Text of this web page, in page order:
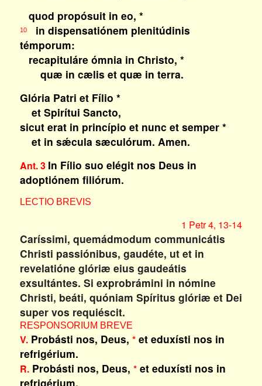
quod propósuit in eo, *
10in dispensatiónem plenitúdinis
témporum:
recapituláre ómnia in Christo, *
quæ in cælis et quæ in terra.
Glória Patri et Fílio *
et Spirítui Sancto,
sicut erat in princípio et nunc et semper *
et in sǽcula sæculórum. Amen.
Ant. 3 In Fílio suo elégit nos Deus in
adoptiónem filiórum.
LECTIO BREVIS
1 Petr 4, 13-14
Caríssimi, quemádmodum communicátis
Christi passiónibus, gaudéte, ut et in
revelatióne glóriæ eius gaudeátis
exsultántes. Si exprobrámini in nómine
Christi, beáti, quóniam Spíritus glóriæ et Dei
super vos requiéscit.
RESPONSORIUM BREVE
V.Probásti nos, Deus, *et eduxísti nos in
refrigérium.
R.Probásti nos, Deus, *et eduxísti nos in
refrigérium.